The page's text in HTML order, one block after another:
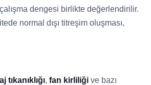
dengesi birlikte değerlendirilir.
normal dışı titreşim oluşması,
tıkanıklığı, fan kirliliği ve bazı